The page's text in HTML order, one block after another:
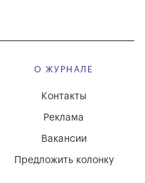
О ЖУРНАЛЕ
Вакансии
Реклама
Контакты
Предложить колонку